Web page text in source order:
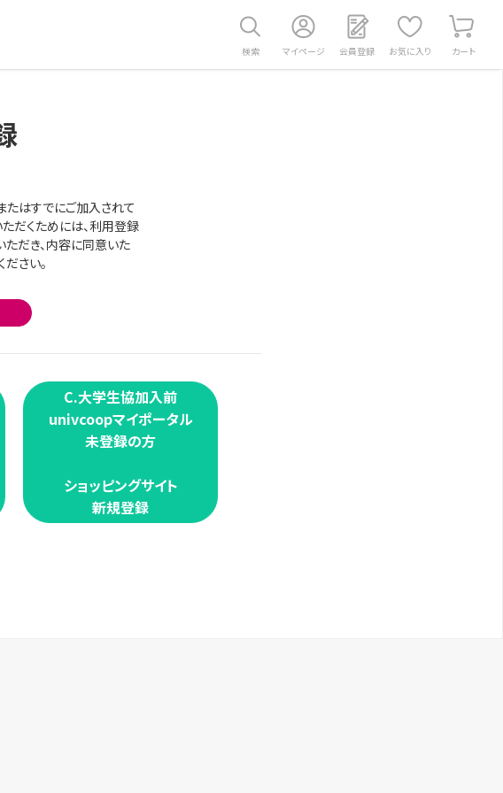
検索 マイページ 会員登録 お気に入り カート
たはすでにご加入されて
だくためには、利用登録
ただき、内容に同意いた
さい。
C.大学生協加入前
univcoopマイポータル
未登録の方
ショッピングサイト
新規登録